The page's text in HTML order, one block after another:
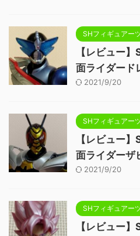
SHフィギュアー
【レビュー
面ライダード
2021/9/20
SHフィギュアー
【レビュー
面ライダーザ
2021/9/20
SHフィギュアー
【レビュー